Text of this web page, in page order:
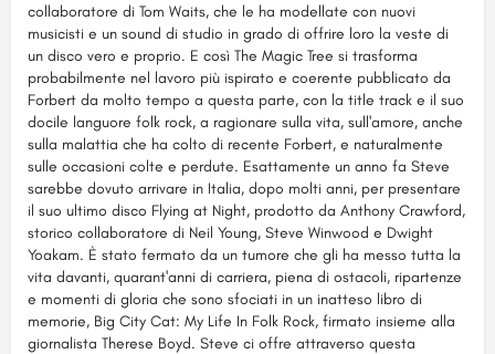
collaboratore di Tom Waits, che le ha modellate con nuovi
musicisti e un sound di studio in grado di offrire loro la veste di
un disco vero e proprio. E così The Magic Tree si trasforma
probabilmente nel lavoro più ispirato e coerente pubblicato da
Forbert da molto tempo a questa parte, con la title track e il suo
docile languore folk rock, a ragionare sulla vita, sull'amore, anche
sulla malattia che ha colto di recente Forbert, e naturalmente
sulle occasioni colte e perdute. Esattamente un anno fa Steve
sarebbe dovuto arrivare in Italia, dopo molti anni, per presentare
il suo ultimo disco Flying at Night, prodotto da Anthony Crawford,
storico collaboratore di Neil Young, Steve Winwood e Dwight
Yoakam. È stato fermato da un tumore che gli ha messo tutta la
vita davanti, quarant'anni di carriera, piena di ostacoli, ripartenze
e momenti di gloria che sono sfociati in un inatteso libro di
memorie, Big City Cat: My Life In Folk Rock, firmato insieme alla
giornalista Therese Boyd. Steve ci offre attraverso questa